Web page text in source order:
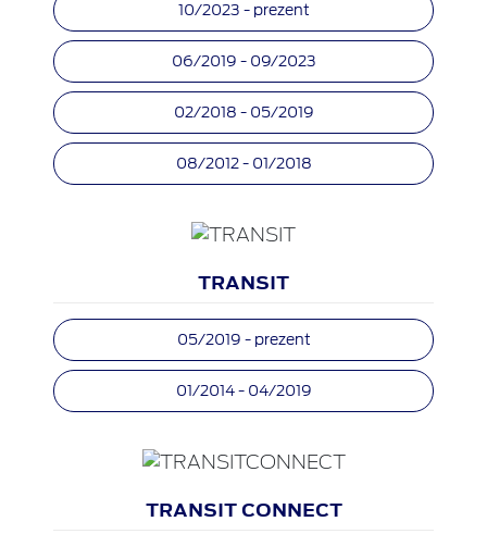
10/2023 - prezent
06/2019 - 09/2023
02/2018 - 05/2019
08/2012 - 01/2018
TRANSIT
05/2019 - prezent
01/2014 - 04/2019
TRANSIT CONNECT